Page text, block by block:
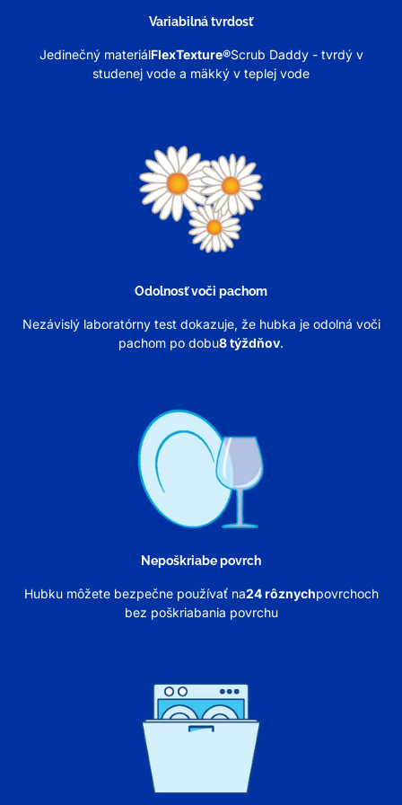
Variabilná tvrdosť
Jedinečný materiálFlexTexture®Scrub Daddy - tvrdý v
studenej vode a mäkký v teplej vode
Odolnosť voči pachom
Nezávislý laboratórny test dokazuje, že hubka je odolná voči
pachom po dobu8 týždňov.
Nepoškriabe povrch
Hubku môžete bezpečne používať na24 rôznychpovrchoch
bez poškriabania povrchu